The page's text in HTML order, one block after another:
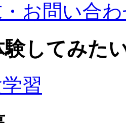
お問い合
してみた
習